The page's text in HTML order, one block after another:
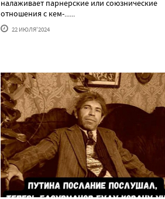
налаживает парнерские или союзнические
отношения с кем-......
22 ИЮЛЯ'2024